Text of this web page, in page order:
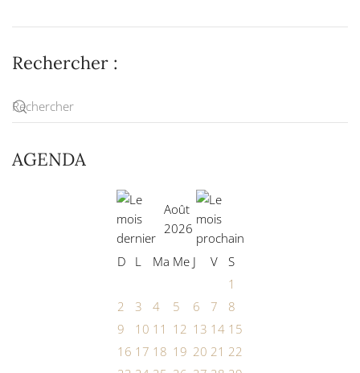
Rechercher :
AGENDA
Août
2026
D L Ma Me J V
S
1
2
3 4 5 6 7
8
9
10 11 12 13 14 15
16 17 18 19 20 21 22